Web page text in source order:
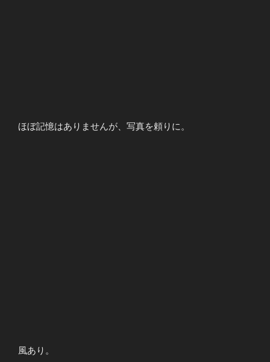
ほぼ記憶はありませんが、写真を頼りに。
風あり。